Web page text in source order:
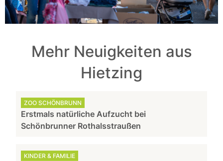
Mehr Neuigkeiten aus
Hietzing
ZOO SCHÖNBRUNN
Erstmals natürliche Aufzucht bei
Schönbrunner Rothalsstraußen
KINDER & FAMILIE